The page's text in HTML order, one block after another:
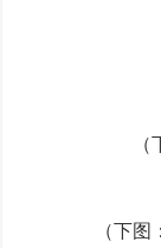
（下